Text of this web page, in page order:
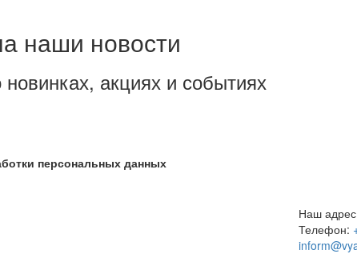
наши новости
акциях и событиях
персональных данных
Наш
Телефон: